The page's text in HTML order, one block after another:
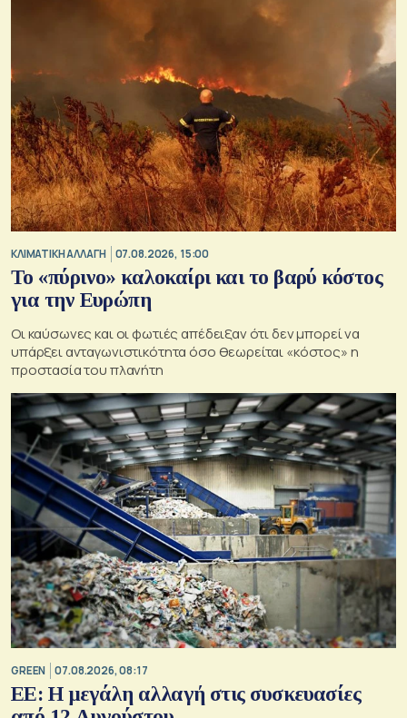
ΚΛΙΜΑΤΙΚΗ ΑΛΛΑΓΗ 07.08.2026, 15:00
Το «πύρινο» καλοκαίρι και το βαρύ κόστος
για την Ευρώπη
Οι καύσωνες και οι φωτιές απέδειξαν ότι δεν μπορεί να
υπάρξει ανταγωνιστικότητα όσο θεωρείται «κόστος» η
προστασία του πλανήτη
GREEN 07.08.2026, 08:17
ΕΕ: Η μεγάλη αλλαγή στις συσκευασίες